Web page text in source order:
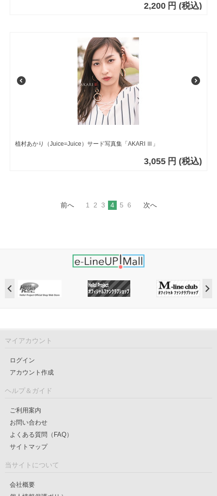
2,200 円 (税込)
植村あかり（Juice=Juice）サード写真集「AKARI Ⅲ」
3,055 円 (税込)
前へ 1 2 3 4 5 6 次へ
マイアカウント
ログイン
アカウント作成
ヘルプ＆ガイド
ご利用案内
お問い合わせ
よくある質問（FAQ）
サイトマップ
当サイトについて
会社概要